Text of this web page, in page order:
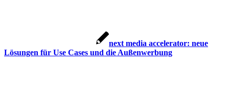
next media accelerator: neue
Lösungen für Use Cases und die Außenwerbung